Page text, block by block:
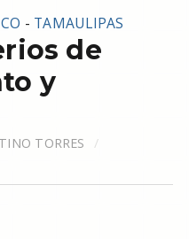
- TAMAULIPAS
de
y
TORRES